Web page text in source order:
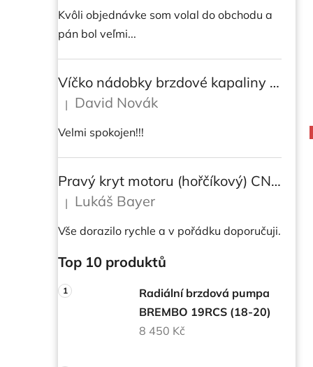
Kvôli objednávke som volal do obchodu a
pán bol veľmi...
Víčko nádobky brzdové kapaliny CNC Racing - BICOLOR
Hodnocení produktu je 5 z 5 hvězdiček.
| David Novák
Velmi spokojen!!!
Pravý kryt motoru (hořčíkový) CNC RACING pro instalaci transparetního krytu spojky pro DUCATI Multistrada/ Diavel V4/ V4S
Hodnocení produktu je 5 z 5 hvězdiček.
| Lukáš Bayer
Vše dorazilo rychle a v pořádku doporučuji.
Top 10 produktů
Radiální brzdová pumpa
BREMBO 19RCS (18-20)
8 450 Kč